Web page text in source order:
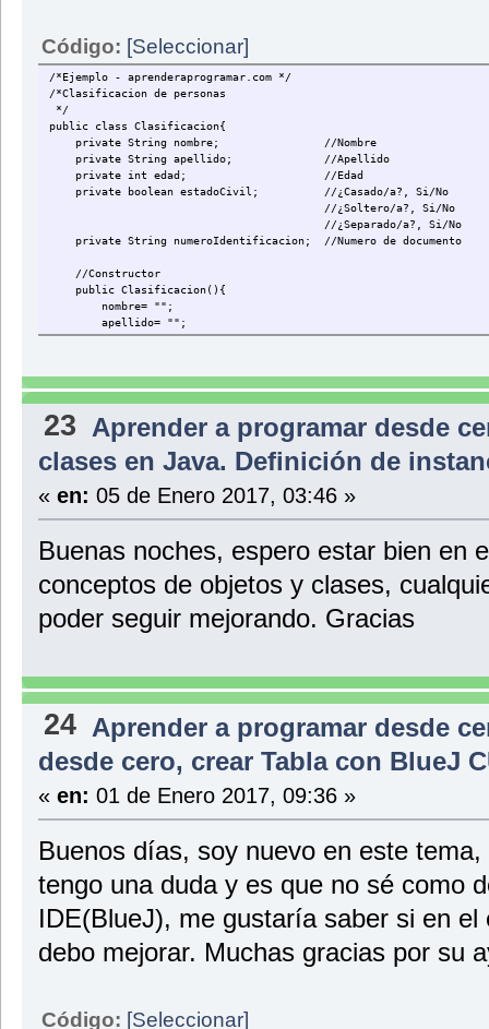
digital= valorDigital;
}//Cierre del Método
//Método para obtener características del Disco Musical
//Titulo
public String getTitulo () {return titulo;}
//Autor
public String getAutor () {return autor;}
public int getAnoEdicion () {return anoEdicion;}
//Formato
public String getFormato () {return formato;}
//Digital
public boolean getDigital () {return digital;}
Código: [Seleccionar]
/*Ejemplo - aprenderaprogramar.com */
/*Clasificacion de personas
*/
public class Clasificacion{
private String nombre; //Nombre
private String apellido; //Apellido
private int edad; //Edad
private boolean estadoCivil; //¿Casado/a?, Si/No
//¿Soltero/a?, Si/No
//¿Separado/a?, Si/No
private String numeroIdentificacion; //Numero de documento
//Constructor
public Clasificacion(){
nombre= "";
apellido= "";
edad= 0;
estadoCivil= true;
numeroIdentificacion= "No establecido aun";
} //Cierre del constructor
//Método para establecer sus características
//Nombre
public void setNombre (String valorNombre){
nombre= valorNombre;
}
public void setApellido (String valorApellido) {
}
//Edad
public void setEdad (int valorEdad) {
edad= valorEdad;
}
//Número de documento
numeroIdentificacion= valorNumeroIdentificacion;
public String getNombre () { return nombre;}
//Apellido
public String getApellido () {return apellido;}
//Edad
public int getEdad () {return edad;}
//Estado Civil
public boolean getEstadoCivil () {return estadoCivil;}
//Número de identificación
}//Cierre de la clase
23 Aprender a programar desde
clases en Java. Definición de
« en: 05 de Enero 2017, 03:46 »
Buenas noches, espero estar bien en
conceptos de objetos y clases,
poder seguir mejorando. Gracias
24 Aprender a programar desde
desde cero, crear Tabla con BlueJ
« en: 01 de Enero 2017, 09:36 »
Buenos días, soy nuevo en este
tengo una duda y es que no sé como
IDE(BlueJ), me gustaría saber si en
debo mejorar. Muchas gracias por su
Código: [Seleccionar]